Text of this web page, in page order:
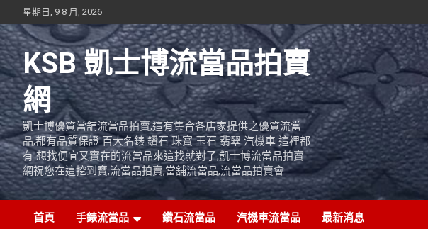
to
content
星期日, 9 8 月, 2026
KSB 凱士博流當品拍賣
網
凱士博優質當舖流當品拍賣,這有集合各店家提供之優質流當
品,都有品質保證 百大名錶 鑽石 珠寶 玉石 翡翠 汽機車 這裡都
有 想找便宜又實在的流當品來這找就對了,凱士博流當品拍賣
網祝您在這挖到寶,流當品拍賣,當舖流當品,流當品拍賣會
首頁 手錶流當品 鑽石流當品 汽機車流當品 最新消息